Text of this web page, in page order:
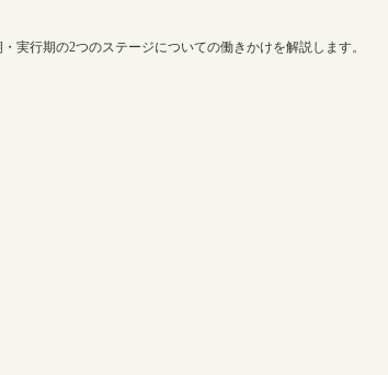
行期の2つのステージについての働きかけを解説します。